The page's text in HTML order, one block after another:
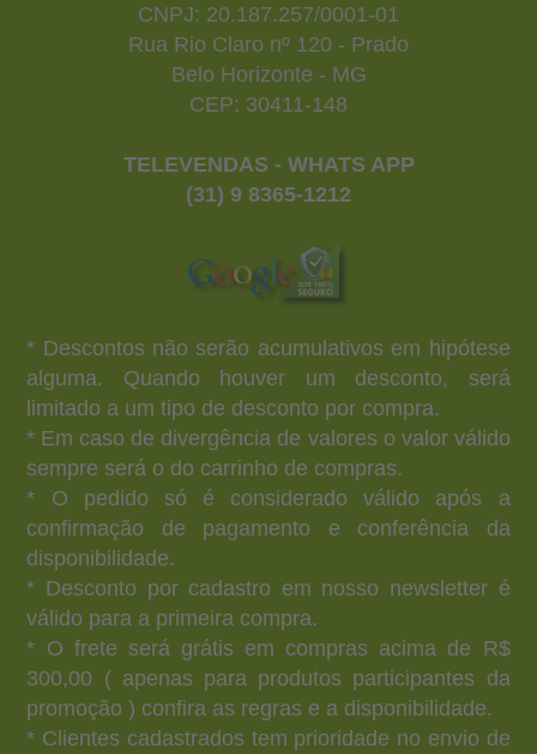
CNPJ: 20.187.257/0001-01
Rua Rio Claro nº 120 - Prado
Belo Horizonte - MG
CEP: 30411-148
TELEVENDAS - WHATS APP
(31) 9 8365-1212
* Descontos não serão acumulativos em hipótese
alguma. Quando houver um desconto, será
limitado a um tipo de desconto por compra.
* Em caso de divergência de valores o valor válido
sempre será o do carrinho de compras.
* O pedido só é considerado válido após a
confirmação de pagamento e conferência da
disponibilidade.
* Desconto por cadastro em nosso newsletter é
válido para a primeira compra.
* O frete será grátis em compras acima de R$
300,00 ( apenas para produtos participantes da
promoção ) confira as regras e a disponibilidade.
* Clientes cadastrados tem prioridade no envio de